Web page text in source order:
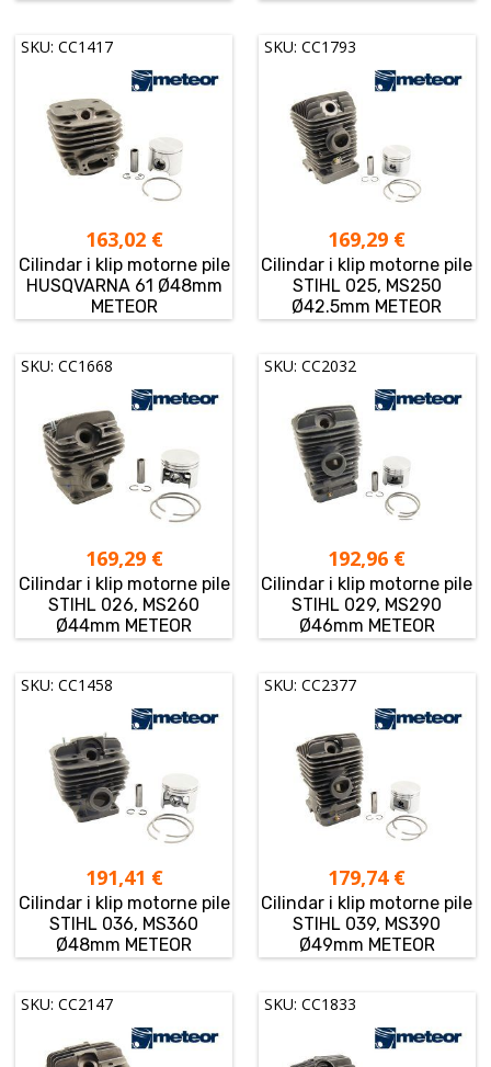
SKU: CC1417
163,02 €
Cilindar i klip motorne pile
HUSQVARNA 61 Ø48mm
METEOR
SKU: CC1793
169,29 €
Cilindar i klip motorne pile
STIHL 025, MS250
Ø42.5mm METEOR
SKU: CC1668
169,29 €
Cilindar i klip motorne pile
STIHL 026, MS260
Ø44mm METEOR
SKU: CC2032
192,96 €
Cilindar i klip motorne pile
STIHL 029, MS290
Ø46mm METEOR
SKU: CC1458
191,41 €
Cilindar i klip motorne pile
STIHL 036, MS360
Ø48mm METEOR
SKU: CC2377
179,74 €
Cilindar i klip motorne pile
STIHL 039, MS390
Ø49mm METEOR
SKU: CC2147 SKU: CC1833